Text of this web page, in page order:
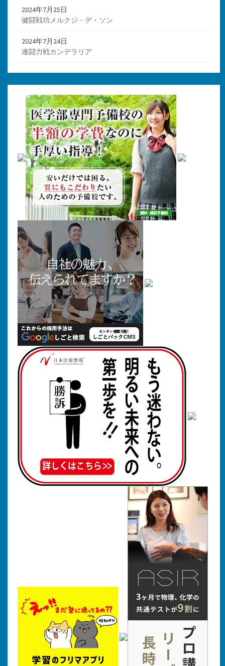
2024年7月25日
健闘戦功メルクジ・デ・ソン
2024年7月24日
連闘力戦カンデラリア